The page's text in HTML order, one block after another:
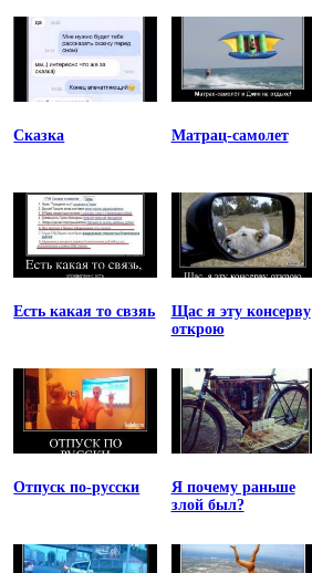
Сказка Матрац-самолет
Есть какая то свзяь
Щас я эту консерву
открою
Отпуск по-русски
Я почему раньше
злой был?